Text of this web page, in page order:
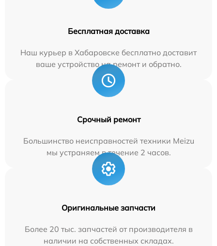
Бесплатная доставка
Наш курьер в Хабаровске бесплатно доставит
ваше устройство на ремонт и обратно.
Срочный ремонт
Большинство неисправностей техники Meizu
мы устраняем в течение 2 часов.
Оригинальные запчасти
Более 20 тыс. запчастей от производителя в
наличии на собственных складах.